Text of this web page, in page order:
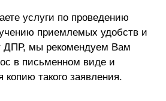
услуги по проведению
приемлемых удобств и
ДПР, мы рекомендуем Вам
в письменном виде и
копию такого заявления.